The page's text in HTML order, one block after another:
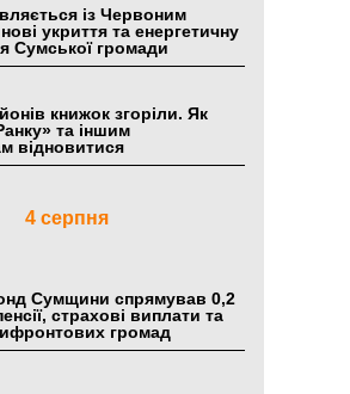
із Червоним
укриття та енергетичну
Сумської громади
книжок згоріли. Як
та іншим
відновитися
4 серпня
Сумщини спрямував 0,2
страхові виплати та
громад